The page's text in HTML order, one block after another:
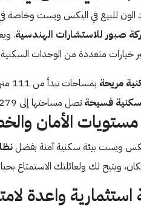
الون للبيع في اليكس ويست وخاصة
صبور للاستشارات الهندسية.
خيارات متعددة من الوحدات
مريحة بمساحات تبدأ من 111 متر مربع. بالاضاقة الى فيلا للبيع في مشروع اليكس ويست بمزايا متعددة.
فسيحة تصل مساحتها إلى 279 متر مربع، مع بعض الخيارات التي تضم حدائق خاصة.
ويست بيئة سكنية آمنة بفضل
ويتيح لك ولعائلتك الاستمتاع